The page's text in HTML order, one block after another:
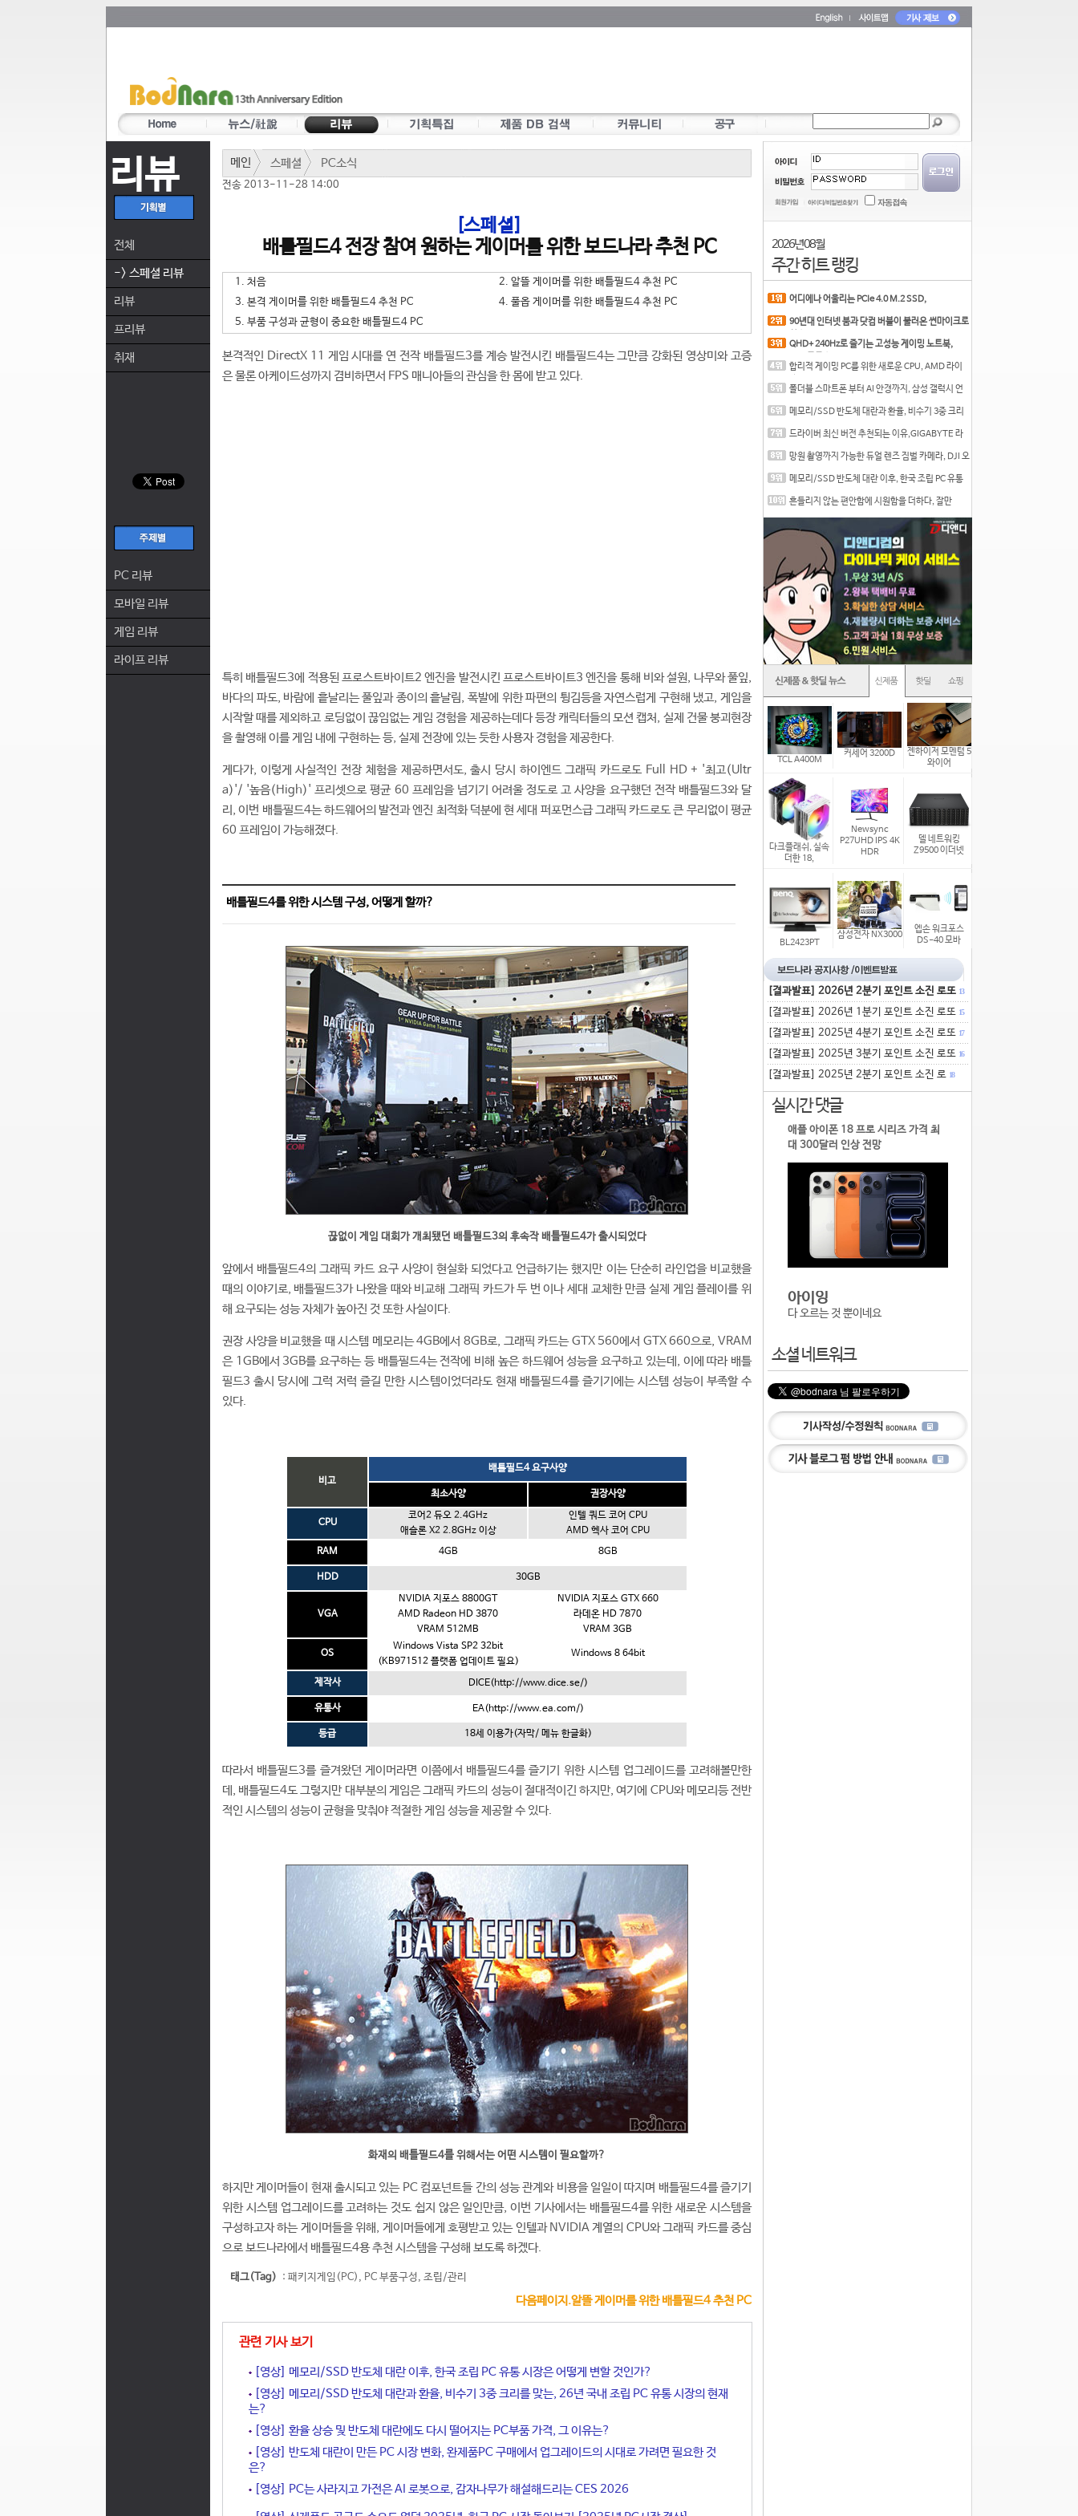
리뷰
전체
-> 스페셜 리뷰
리뷰
프리뷰
취재
PC 리뷰
모바일 리뷰
게임 리뷰
라이프 리뷰
메인 스페셜 PC소식
전송 2013-11-28 14:00
[스페셜]
배틀필드4 전장 참여 원하는 게이머를 위한 보드나라 추천 PC
1. 처음
2. 알뜰 게이머를 위한 배틀필드4 추천 PC
3. 본격 게이머를 위한 배틀필드4 추천 PC
4. 풀옵 게이머를 위한 배틀필드4 추천 PC
5. 부품 구성과 균형이 중요한 배틀필드4 PC
본격적인 DirectX 11 게임 시대를 연 전작 배틀필드3를 계승 발전시킨 배틀필드4는 그만큼 강화된 영상미와 고증
은 물론 아케이드성까지 겸비하면서 FPS 매니아들의 관심을 한 몸에 받고 있다.
특히 배틀필드3에 적용된 프로스트바이트2 엔진을 발전시킨 프로스트바이트3 엔진을 통해 비와 설원, 나무와 풀잎,
바다의 파도, 바람에 흩날리는 풀잎과 종이의 흩날림, 폭발에 위한 파편의 튕김등을 자연스럽게 구현해 냈고, 게임을
시작할 때를 제외하고 로딩없이 끊임없는 게임 경험을 제공하는데다 등장 캐릭터들의 모션 캡처, 실제 건물 붕괴현장
을 촬영해 이를 게임 내에 구현하는 등, 실제 전장에 있는 듯한 사용자 경험을 제공한다.
게다가, 이렇게 사실적인 전장 체험을 제공하면서도, 출시 당시 하이엔드 그래픽 카드로도 Full HD + '최고(Ultr
a)'/ '높음(High)' 프리셋으로 평균 60 프레임을 넘기기 어려울 정도로 고 사양을 요구했던 전작 배틀필드3와 달
리, 이번 배틀필드4는 하드웨어의 발전과 엔진 최적화 덕분에 현 세대 퍼포먼스급 그래픽 카드로도 큰 무리없이 평균
60 프레임이 가능해졌다.
배틀필드4를 위한 시스템 구성, 어떻게 할까?
끊없이 게임 대회가 개최됐던 배틀필드3의 후속작 배틀필드4가 출시되었다
앞에서 배틀필드4의 그래픽 카드 요구 사양이 현실화 되었다고 언급하기는 했지만 이는 단순히 라인업을 비교했을
때의 이야기로, 배틀필드3가 나왔을 때와 비교해 그래픽 카드가 두 번 이나 세대 교체한 만큼 실제 게임 플레이를 위
해 요구되는 성능 자체가 높아진 것 또한 사실이다.
권장 사양을 비교했을 때 시스템 메모리는 4GB에서 8GB로, 그래픽 카드는 GTX 560에서 GTX 660으로, VRAM
은 1GB에서 3GB를 요구하는 등 배틀필드4는 전작에 비해 높은 하드웨어 성능을 요구하고 있는데, 이에 따라 배틀
필드3 출시 당시에 그럭 저럭 즐길 만한 시스템이었더라도 현재 배틀필드4를 즐기기에는 시스템 성능이 부족할 수
있다.
비고
배틀필드4 요구사양
최소사양 권장사양
CPU
코어2 듀오 2.4GHz
애슬론 X2 2.8GHz 이상
인텔 쿼드 코어 CPU
AMD 헥사 코어 CPU
RAM
4GB 8GB
HDD 30GB
VGA
NVIDIA 지포스 8800GT
AMD Radeon HD 3870
VRAM 512MB
NVIDIA 지포스 GTX 660
라데온 HD 7870
VRAM 3GB
OS
Windows Vista SP2 32bit
(KB971512 플랫폼 업데이트 필요)
Windows 8 64bit
제작사 DICE(http://www.dice.se/)
유통사 EA(http://www.ea.com/)
등급 18세 이용가(자막/ 메뉴 한글화)
따라서 배틀필드3를 즐겨왔던 게이머라면 이쯤에서 배틀필드4를 즐기기 위한 시스템 업그레이드를 고려해볼만한
데, 배틀필드4도 그렇지만 대부분의 게임은 그래픽 카드의 성능이 절대적이긴 하지만, 여기에 CPU와 메모리등 전반
적인 시스템의 성능이 균형을 맞춰야 적절한 게임 성능을 제공할 수 있다.
화재의 배틀필드4를 위해서는 어떤 시스템이 필요할까?
하지만 게이머들이 현재 출시되고 있는 PC 컴포넌트들 간의 성능 관계와 비용을 일일이 따지며 배틀필드4를 즐기기
위한 시스템 업그레이드를 고려하는 것도 쉽지 않은 일인만큼, 이번 기사에서는 배틀필드4를 위한 새로운 시스템을
구성하고자 하는 게이머들을 위해, 게이머들에게 호평받고 있는 인텔과 NVIDIA 계열의 CPU와 그래픽 카드를 중심
으로 보드나라에서 배틀필드4용 추천 시스템을 구성해 보도록 하겠다.
태그(Tag) : 패키지게임(PC) , PC 부품구성, 조립/관리
다음페이지.알뜰 게이머를 위한 배틀필드4 추천 PC
관련 기사 보기
[영상] 메모리/SSD 반도체 대란 이후, 한국 조립 PC 유통 시장은 어떻게 변할 것인가?
[영상] 메모리/SSD 반도체 대란과 환율, 비수기 3중 크리를 맞는, 26년 국내 조립 PC 유통 시장의 현재
는?
[영상] 환율 상승 및 반도체 대란에도 다시 떨어지는 PC부품 가격, 그 이유는?
[영상] 반도체 대란이 만든 PC 시장 변화, 완제품PC 구매에서 업그레이드의 시대로 가려면 필요한 것
은?
[영상] PC는 사라지고 가전은 AI 로봇으로, 감자나무가 해설해드리는 CES 2026
2026년 08월
주간 히트 랭킹
어디에나 어울리는 PCIe 4.0 M.2 SSD,
90년대 인터넷 붐과 닷컴 버블이 불러온 썬마이크로
QHD+ 240Hz로 즐기는 고성능 게이밍 노트북,
합리적 게이밍 PC를 위한 새로운 CPU, AMD 라이
폴더블 스마트폰 부터 AI 안경까지, 삼성 갤럭시 언
메모리/SSD 반도체 대란과 환율, 비수기 3중 크리
드라이버 최신 버전 추천되는 이유,GIGABYTE 라
망원 촬영까지 가능한 듀얼 렌즈 짐벌 카메라, DJI 오
메모리/SSD 반도체 대란 이후, 한국 조립 PC 유통
흔들리지 않는 편안함에 시원함을 더하다, 잘만
TCL A400M
커세어 3200D
젠하이저 모멘텀 5
와이어
다크플래쉬, 실속
더한 18,
Newsync
P27UHD IPS 4K
HDR
델 네트워킹
Z9500 이더넷
BL2423PT
삼성전자 NX3000
엡손 워크포스
DS-40 모바
[결과발표] 2026년 2분기 포인트 소진 로또 13
[결과발표] 2026년 1분기 포인트 소진 로또 15
[결과발표] 2025년 4분기 포인트 소진 로또 17
[결과발표] 2025년 3분기 포인트 소진 로또 16
[결과발표] 2025년 2분기 포인트 소진 로 18
실시간 댓글
애플 아이폰 18 프로 시리즈 가격 최
대 300달러 인상 전망
아이잉
다 오르는 것 뿐이네요
소셜 네트워크